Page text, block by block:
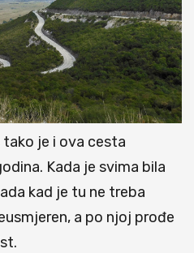
tako je i ova cesta
Kada je svima bila
kad je tu ne treba
a po njoj prođe